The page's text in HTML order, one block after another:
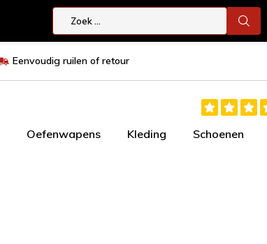
Eenvoudig ruilen of retour
Oefenwapens Kleding Schoenen